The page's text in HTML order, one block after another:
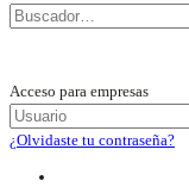
Acceso para empresas
¿Olvidaste tu contraseña?